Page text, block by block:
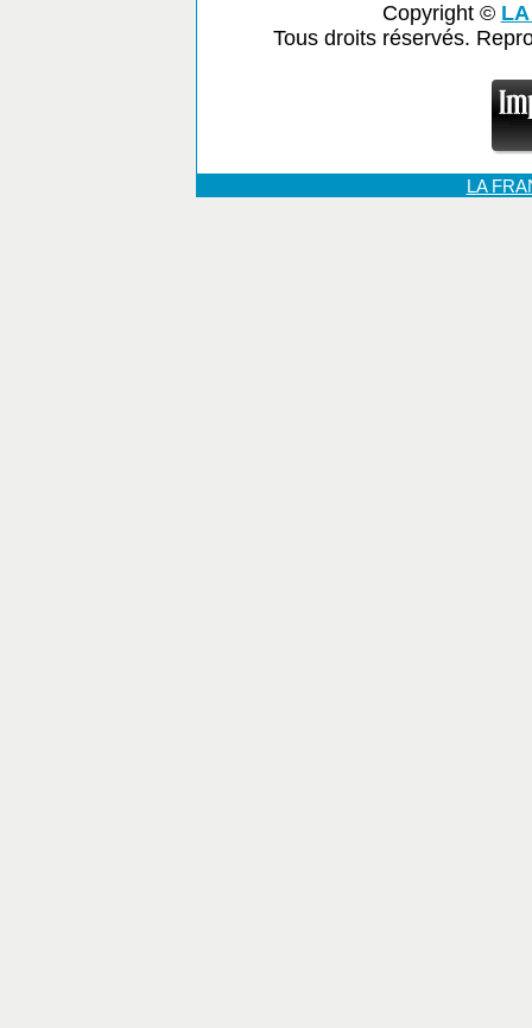
Copyright ©
Tous droits réservés.
LA